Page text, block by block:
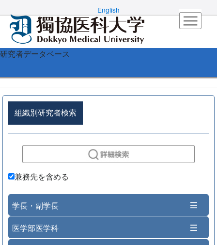
English
研究者データベース
組織別研究者検索
兼務先を含める
学長・副学長
医学部医学科